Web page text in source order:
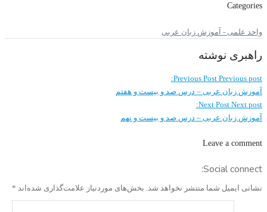
Categories
واحد علمی - آموزش زبان عربی
راهبری نوشته
Previous Post Previous post:
آموزش زبان عربی – درس صد و بيست و هفتم
Next Post Next post:
آموزش زبان عربی – درس صد و بيست و نهم
Leave a comment
Social connect:
نشانی ایمیل شما منتشر نخواهد شد. بخش‌های موردنیاز علامت‌گذاری شده‌اند *